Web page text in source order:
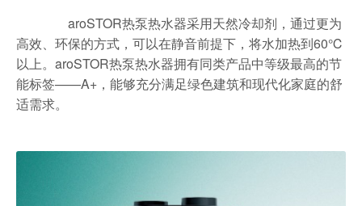
aroSTOR热泵热水器采用天然冷却剂，通过更为
高效、环保的方式，可以在静音前提下，将水加热到60℃
以上。aroSTOR热泵热水器拥有同类产品中等级最高的节
能标签——A+，能够充分满足绿色建筑和现代化家庭的舒
适需求。